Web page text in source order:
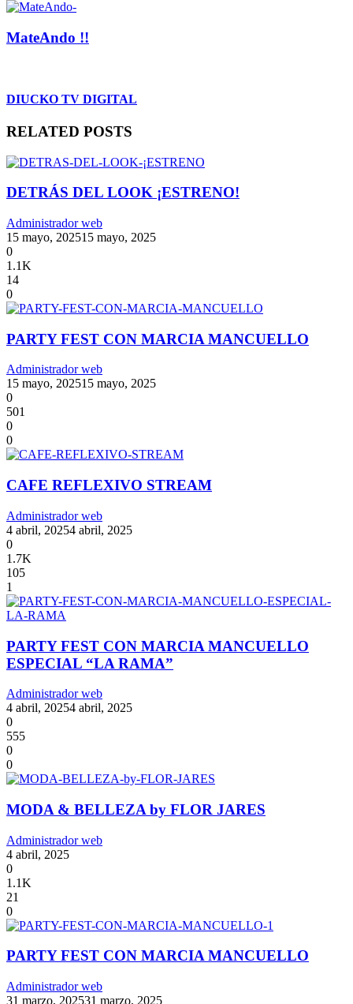
MateAndo !!
DIUCKO TV DIGITAL
RELATED POSTS
DETRÁS DEL LOOK ¡ESTRENO!
Administrador web
15 mayo, 202515 mayo, 2025
0
1.1K
14
0
PARTY FEST CON MARCIA MANCUELLO
Administrador web
15 mayo, 202515 mayo, 2025
0
501
0
0
CAFE REFLEXIVO STREAM
Administrador web
4 abril, 20254 abril, 2025
0
1.7K
105
1
PARTY FEST CON MARCIA MANCUELLO
ESPECIAL “LA RAMA”
Administrador web
4 abril, 20254 abril, 2025
0
555
0
0
MODA & BELLEZA by FLOR JARES
Administrador web
4 abril, 2025
0
1.1K
21
0
PARTY FEST CON MARCIA MANCUELLO
Administrador web
31 marzo, 202531 marzo, 2025